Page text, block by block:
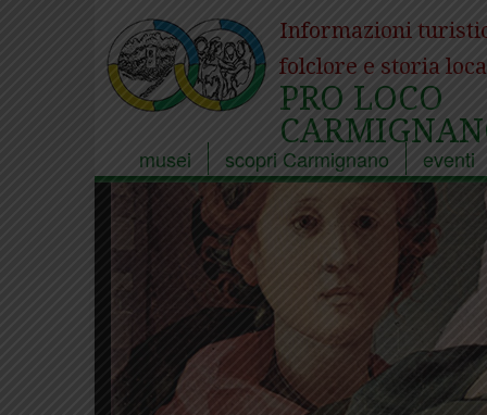
Informazioni
folclore e storia
PRO LOCO
musei scopri Carmignano eventi